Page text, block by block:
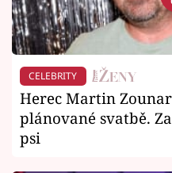
CELEBRITY
Herec Martin
plánované svatbě.
psi